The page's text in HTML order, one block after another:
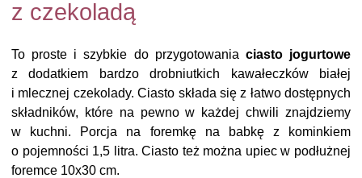
z czekoladą
To proste i szybkie do przygotowania ciasto jogurtowe
z dodatkiem bardzo drobniutkich kawałeczków białej
i mlecznej czekolady. Ciasto składa się z łatwo dostępnych
składników, które na pewno w każdej chwili znajdziemy
w kuchni. Porcja na foremkę na babkę z kominkiem
o pojemności 1,5 litra. Ciasto też można upiec w podłużnej
foremce 10x30 cm.